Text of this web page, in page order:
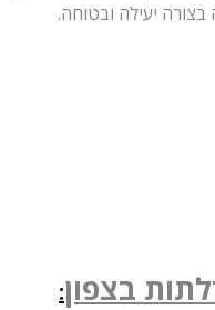
יעילה ובטוחה.
בצפון: